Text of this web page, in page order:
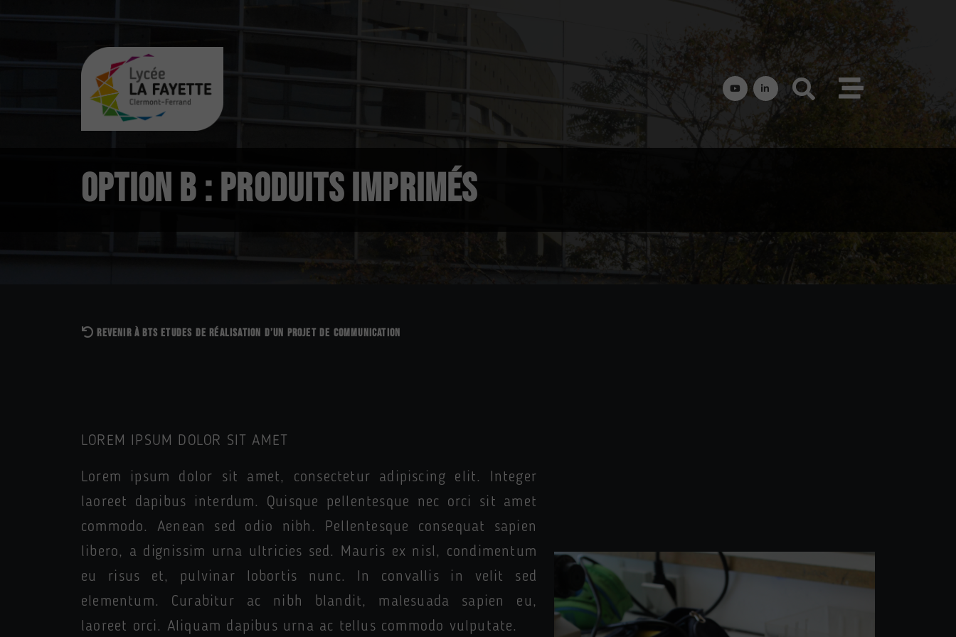
OPTION B : PRODUITS IMPRIMÉS
REVENIR À BTS ETUDES DE RÉALISATION D’UN PROJET DE COMMUNICATION
LOREM IPSUM DOLOR SIT AMET
Lorem ipsum dolor sit amet, consectetur adipiscing elit. Integer
laoreet dapibus interdum. Quisque pellentesque nec orci sit amet
commodo. Aenean sed odio nibh. Pellentesque consequat sapien
libero, a dignissim urna ultricies sed. Mauris ex nisl, condimentum
eu risus et, pulvinar lobortis nunc. In convallis in velit sed
elementum. Curabitur ac nibh blandit, malesuada sapien eu,
laoreet orci. Aliquam dapibus urna ac tellus commodo vulputate.